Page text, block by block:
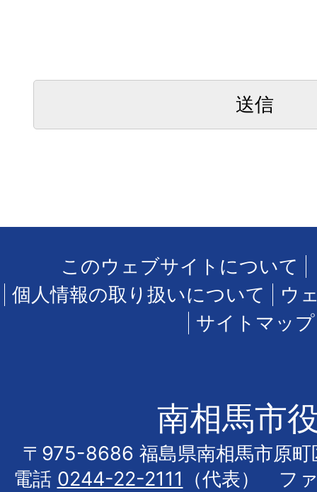
このウェブサイトについて
個人情報の取り扱いについて
ウ
サイトマップ
南相馬市
〒975-8686 福島県南相馬市原町
電話 0244-22-2111
（代表） フ